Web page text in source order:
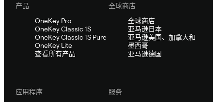
产品
OneKey Pro
OneKey Classic 1S
OneKey Classic 1S Pure
OneKey Lite
查看所有产品
全球商店
全球商店
亚马逊日本
亚马逊美国、加拿大和
墨西哥
亚马逊德国
应用程序
服务